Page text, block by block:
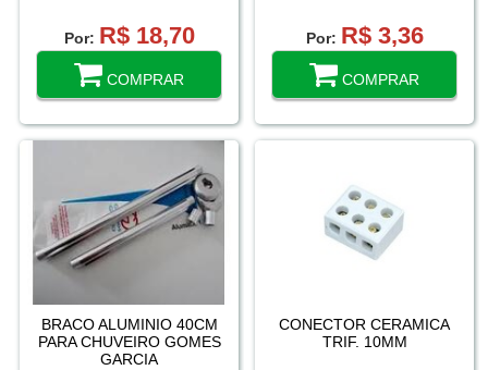
Por: R$ 18,70
COMPRAR
Por: R$ 3,36
COMPRAR
BRACO ALUMINIO 40CM
PARA CHUVEIRO GOMES
GARCIA
CONECTOR CERAMICA
TRIF. 10MM